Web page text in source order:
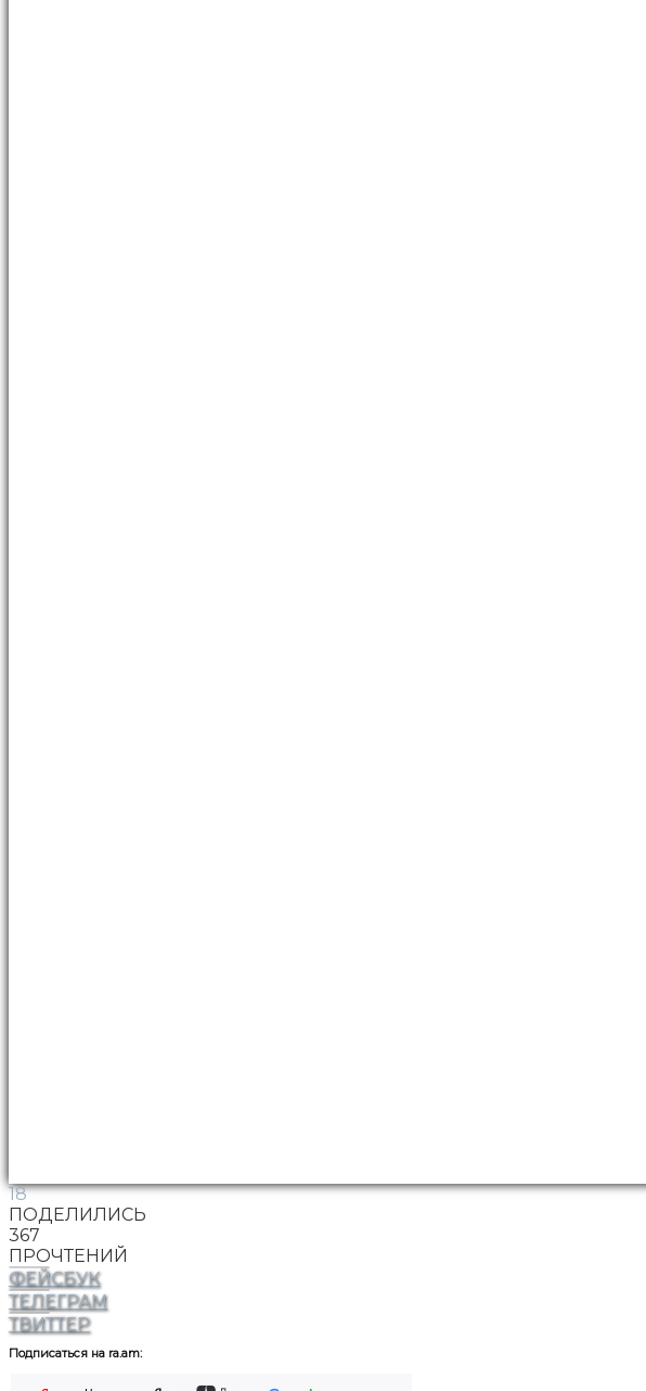
18
ПОДЕЛИЛИСЬ
367
ПРОЧТЕНИЙ
ФЕЙСБУК
ТЕЛЕГРАМ
ТВИТТЕР
Подписаться на ra.am: